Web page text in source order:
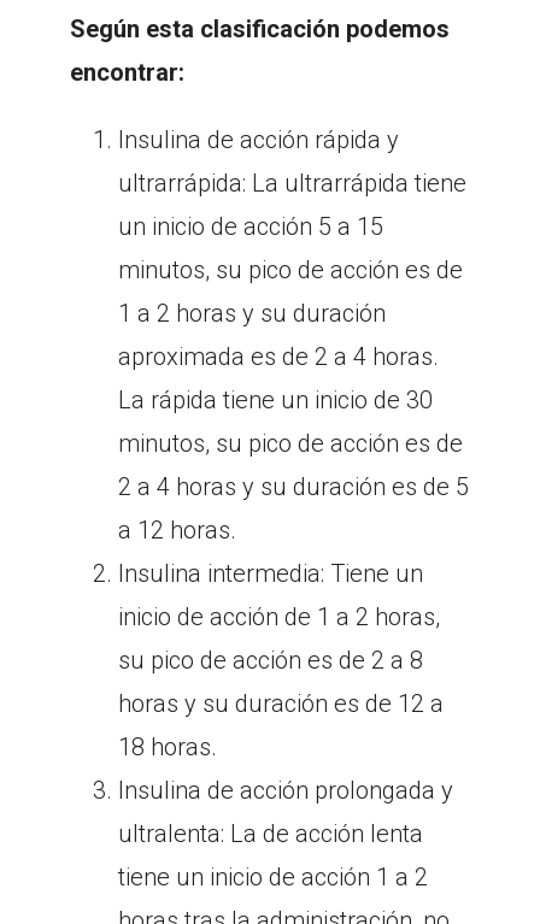
Según esta clasificación podemos
encontrar:
Insulina de acción rápida y
ultrarrápida: La ultrarrápida tiene
un inicio de acción 5 a 15
minutos, su pico de acción es de
1 a 2 horas y su duración
aproximada es de 2 a 4 horas.
La rápida tiene un inicio de 30
minutos, su pico de acción es de
2 a 4 horas y su duración es de 5
a 12 horas.
Insulina intermedia: Tiene un
inicio de acción de 1 a 2 horas,
su pico de acción es de 2 a 8
horas y su duración es de 12 a
18 horas.
Insulina de acción prolongada y
ultralenta: La de acción lenta
tiene un inicio de acción 1 a 2